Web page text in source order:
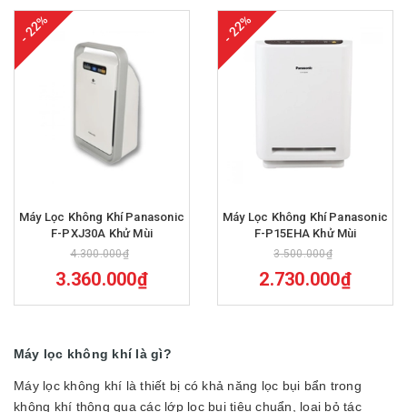
- 22%
Máy Lọc Không Khí Panasonic
F-PXJ30A Khử Mùi
4.300.000₫
3.360.000₫
- 22%
Máy Lọc Không Khí Panasonic
F-P15EHA Khử Mùi
3.500.000₫
2.730.000₫
Máy lọc không khí là gì?
Máy lọc không khí là thiết bị có khả năng lọc bụi bẩn trong
không khí thông qua các lớp lọc bụi tiêu chuẩn, loại bỏ tác